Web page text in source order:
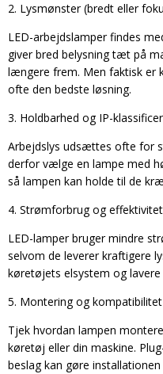
2. Lysmønster (bredt eller
LED-arbejdslamper findes
giver bred belysning tæt på
længere frem. Men faktisk er
ofte den bedste løsning.
3. Holdbarhed og IP-
Arbejdslys udsættes ofte for
derfor vælge en lampe med
så lampen kan holde til de
4. Strømforbrug og effektivitet
LED-lamper bruger mindre
selvom de leverer kraftigere
køretøjets elsystem og
5. Montering og kompatibilitet
Tjek hvordan lampen
køretøj eller din maskine.
beslag kan gøre